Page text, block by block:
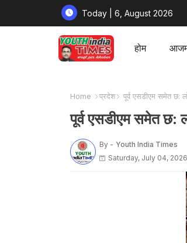
Today | 6, August 2026
होम
Home प्रदेश पूर्व एसडीएम समेत छ:
पूर्व एसडीएम समेत छ:
By - Youth India Times
Saturday, July 04, 2026